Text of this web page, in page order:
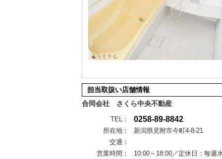
担当取扱い店舗情報
合同会社 さくら中央不動産
TEL： 0258-89-8842
所在地：
新潟県見附市今町4-8-21
交通：
営業時間：
10:00～18:00／定休日：毎週